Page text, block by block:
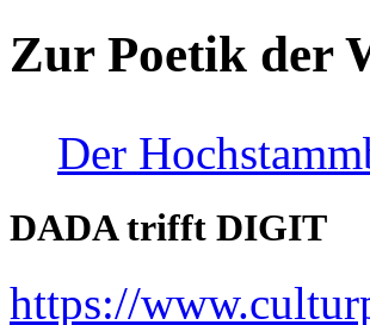
Zur Poetik der
Der
DADA trifft DIGIT
https://